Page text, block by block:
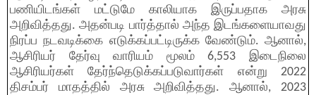
பணியிடங்கள் மட்டுமே காலியாக இருப்பதாக அரசு
அறிவித்தது. அதன்படி பார்த்தால் அந்த இடங்களையாவது
நிரப்ப நடவடிக்கை எடுக்கப்பட்டிருக்க வேண்டும். ஆனால்,
ஆசிரியர் தேர்வு வாரியம் மூலம் 6,553 இடைநிலை
ஆசிரியர்கள் தேர்ந்தெடுக்கப்படுவார்கள் என்று 2022
திசம்பர் மாதத்தில் அரசு அறிவித்தது. ஆனால், 2023